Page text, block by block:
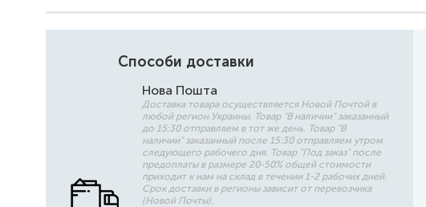
Способи доставки
Нова Пошта
Доставка товара осуществляется Новой Почтой в
любой регион Украины. Товар "В наличии" заказанный
до 15:30 отправляем в тот же день. Товар "В
наличии" заказанный после 15:30 отправляем утром
следующего рабочего дня. Товар "Под заказ" после
предоплаты в размере 20-50% общей стоимости
приходит к нам на склад в течении 1-2 рабочих дней.
Срок доставки в регионы зависит от перевозчика
(Новой Почты).